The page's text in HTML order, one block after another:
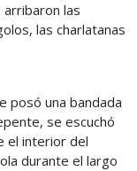
las
las charlatanas
posó una bandada
se escuchó
el interior del
durante el largo